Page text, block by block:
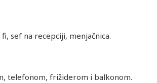
sef na recepciji, menjačnica.
telefonom, frižiderom i balkonom.